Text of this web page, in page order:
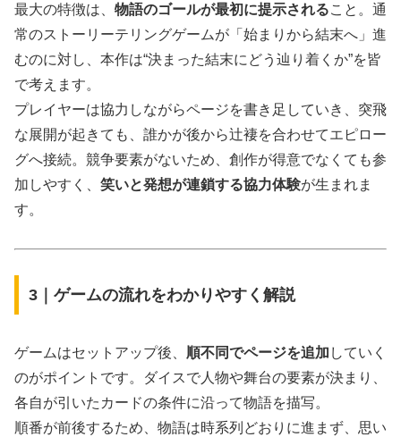
最大の特徴は、 物語のゴールが最初に提示されること。通
常のストーリーテリングゲームが「始まりから結末へ」進
むのに対し、本作は“決まった結末にどう辿り着くか”を皆
で考えます。
プレイヤーは協力しながらページを書き足していき、突飛
な展開が起きても、誰かが後から辻褄を合わせてエピロー
グへ接続。競争要素がないため、創作が得意でなくても参
加しやすく、 笑いと発想が連鎖する協力体験が生まれま
す。
3｜ゲームの流れをわかりやすく解説
ゲームはセットアップ後、 順不同でページを追加 していく
のがポイントです。ダイスで人物や舞台の要素が決まり、
各自が引いたカードの条件に沿って物語を描写。
順番が前後するため、物語は時系列どおりに進まず、思い